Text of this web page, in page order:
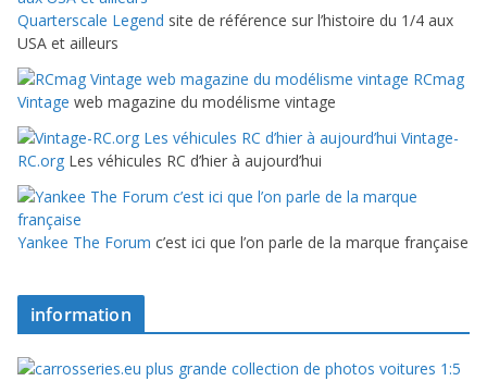
Quarterscale Legend site de référence sur l’histoire du 1/4 aux
USA et ailleurs
RCmag
Vintage web magazine du modélisme vintage
Vintage-
RC.org Les véhicules RC d’hier à aujourd’hui
Yankee The Forum c’est ici que l’on parle de la marque française
information